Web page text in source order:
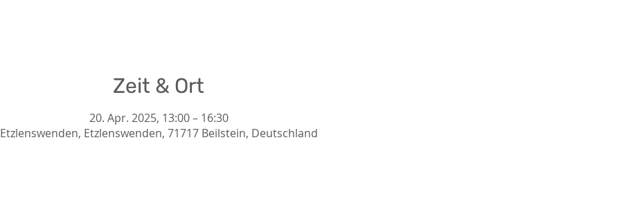
Zeit & Ort
20. Apr. 2025, 13:00 – 16:30
Etzlenswenden, Etzlenswenden, 71717 Beilstein, Deutschland